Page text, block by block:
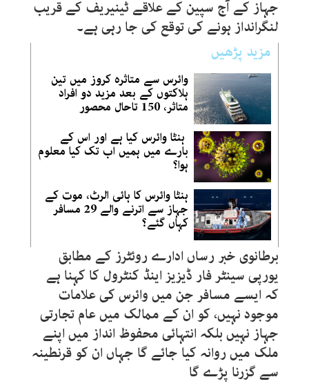
جہاز کے آج سپین کے علاقے ٹینیریف کے قریب
لنگرانداز ہونے کی توقع کی جا رہی ہے۔
مزید پڑھیں
وائرس سے متاثرہ کروز میں تین
ہلاکتوں کے بعد مزید دو افراد
متاثر، 150 تاحال محصور
ہنٹا وائرس کیا ہے اور اس کے
بارے میں ہمیں اب تک کیا معلوم
ہوا؟
ہنٹا وائرس کا ہائی الرٹ، موت کے
جہاز سے اترنے والے 29 مسافر
کہاں گئے؟
برطانوی خبر رساں ادارے روئٹرز کے مطابق
یورپی سینٹر فار ڈیزیز اینڈ کنٹرول کا کہنا ہے
کہ ایسے مسافر جن میں وائرس کی علامات
موجود نہیں، کو ان کے ممالک میں عام تجارتی
جہاز نہیں بلکہ انتہائی محفوظ انداز میں اپنے
ملک میں روانہ کیا جائے گا جہاں ان کو قرنطینہ
سے گزرنا پڑے گا